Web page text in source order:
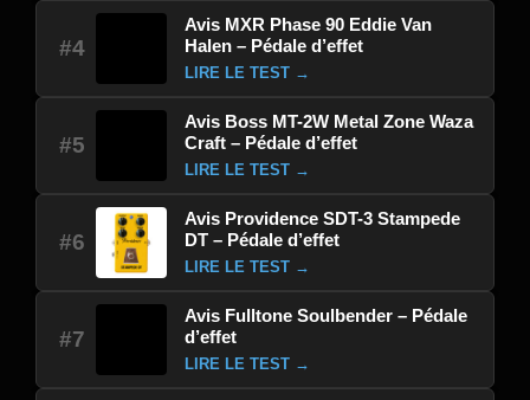
#4
Avis MXR Phase 90 Eddie Van
Halen – Pédale d’effet
LIRE LE TEST →
#5
Avis Boss MT-2W Metal Zone Waza
Craft – Pédale d’effet
LIRE LE TEST →
#6
Avis Providence SDT-3 Stampede
DT – Pédale d’effet
LIRE LE TEST →
#7
Avis Fulltone Soulbender – Pédale
d’effet
LIRE LE TEST →